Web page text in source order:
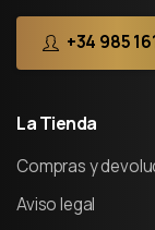
+34 985
LaTienda
Compras y
Aviso legal